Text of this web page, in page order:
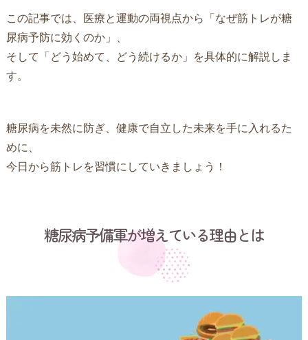
この記事では、医療と運動の両視点から「なぜ筋トレが糖
尿病予防に効くのか」、
そして「どう始めて、どう続けるか」を具体的に解説しま
す。
糖尿病を未然に防ぎ、健康で自立した未来を手に入れるた
めに、
今日から筋トレを習慣にしていきましょう！
糖尿病予備軍が増えている理由とは